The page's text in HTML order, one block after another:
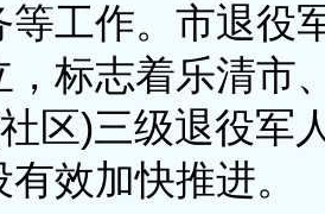
等工作。市退役
，标志着乐清市
区)三级退役军
效加快推进。